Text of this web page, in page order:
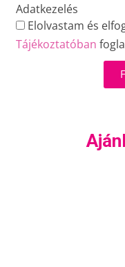
Adatkezelés
Elolvastam és
Tájékoztatóban